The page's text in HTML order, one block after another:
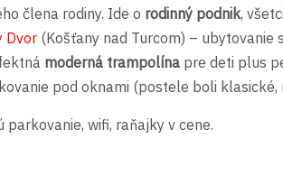
člena rodiny. Ide o rodinný podnik,
Dvor (Košťany nad Turcom) – ubytovanie
moderná trampolína pre deti plus
pod oknami (postele boli
parkovanie, wifi, raňajky v cene.